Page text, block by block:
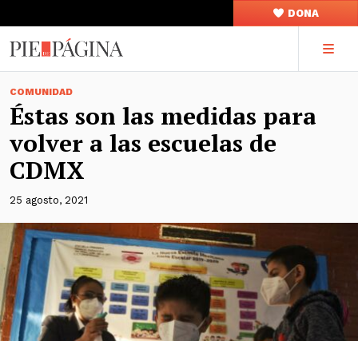
DONA
COMUNIDAD
Éstas son las medidas para
volver a las escuelas de
CDMX
25 agosto, 2021